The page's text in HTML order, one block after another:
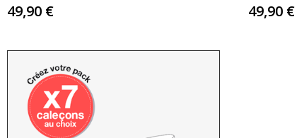
49,90 €
49,90 €